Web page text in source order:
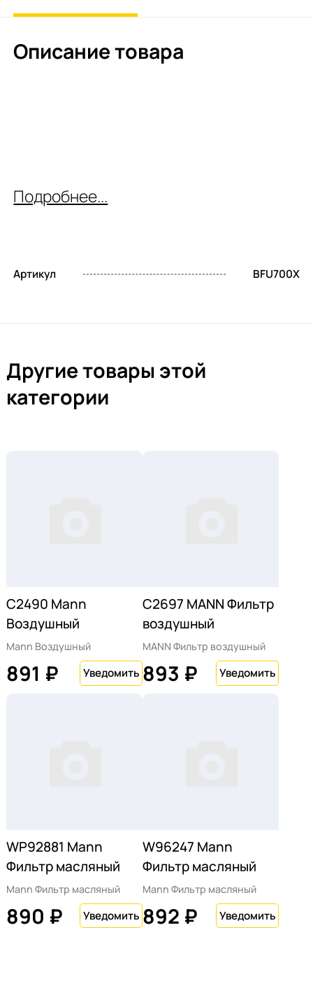
Описание товара
Подробнее...
Артикул BFU700X
Другие товары этой
категории
C2490 Mann
Воздушный
Mann Воздушный
891 ₽
C2697 MANN Фильтр
воздушный
MANN Фильтр воздушный
893 ₽
WP92881 Mann
Фильтр масляный
Mann Фильтр масляный
890 ₽
W96247 Mann
Фильтр масляный
Mann Фильтр масляный
892 ₽